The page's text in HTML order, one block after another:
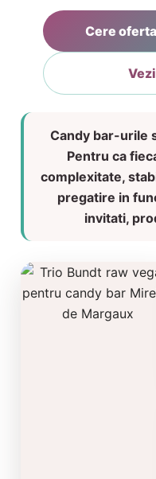
Cere
Candy bar-urile
Pentru ca
complexitate,
pregatire in
invitati,